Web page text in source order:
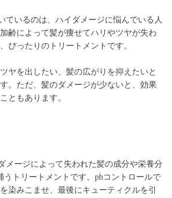
ているのは、ハイダメージに悩んでいる人
齢によって髪が痩せてハリやツヤが失わ
ぴったりのトリートメントです。
ヤを出したい、髪の広がりを抑えたいと
。ただ、髪のダメージが少ないと、効果
ともあります。
メージによって失われた髪の成分や栄養分
うトリートメントです。phコントロールで
染みこませ、最後にキューティクルを引